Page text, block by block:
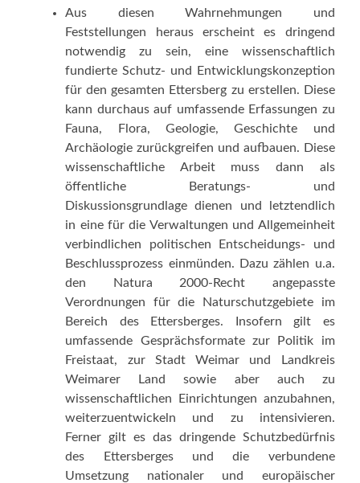
Aus diesen Wahrnehmungen und
Feststellungen heraus erscheint es dringend
notwendig zu sein, eine wissenschaftlich
fundierte Schutz- und Entwicklungskonzeption
für den gesamten Ettersberg zu erstellen. Diese
kann durchaus auf umfassende Erfassungen zu
Fauna, Flora, Geologie, Geschichte und
Archäologie zurückgreifen und aufbauen. Diese
wissenschaftliche Arbeit muss dann als
öffentliche Beratungs- und
Diskussionsgrundlage dienen und letztendlich
in eine für die Verwaltungen und Allgemeinheit
verbindlichen politischen Entscheidungs- und
Beschlussprozess einmünden. Dazu zählen u.a.
den Natura 2000-Recht angepasste
Verordnungen für die Naturschutzgebiete im
Bereich des Ettersberges. Insofern gilt es
umfassende Gesprächsformate zur Politik im
Freistaat, zur Stadt Weimar und Landkreis
Weimarer Land sowie aber auch zu
wissenschaftlichen Einrichtungen anzubahnen,
weiterzuentwickeln und zu intensivieren.
Ferner gilt es das dringende Schutzbedürfnis
des Ettersberges und die verbundene
Umsetzung nationaler und europäischer